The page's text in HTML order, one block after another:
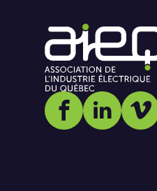
Social media
Social